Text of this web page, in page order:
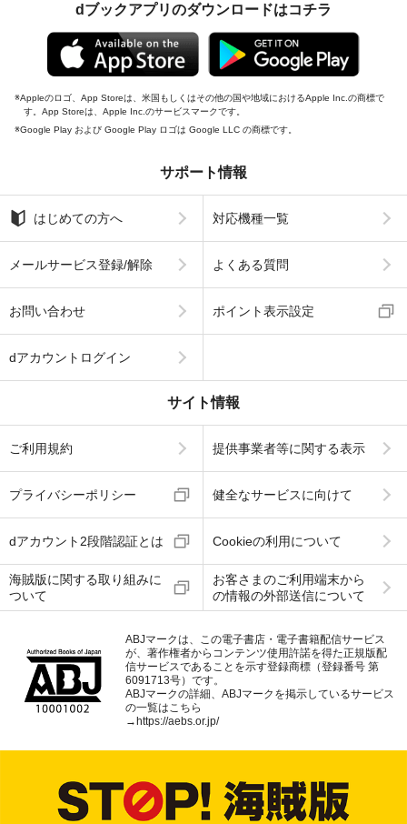
dブックアプリのダウンロードはコチラ
Appleのロゴ、App Storeは、米国もしくはその他の国や地域におけるApple Inc.の商標で
す。App Storeは、Apple Inc.のサービスマークです。
Google Play および Google Play ロゴは Google LLC の商標です。
サポート情報
はじめての方へ 対応機種一覧
メールサービス登録/解除 よくある質問
お問い合わせ ポイント表示設定
dアカウントログイン
サイト情報
ご利用規約 提供事業者等に関する表示
プライバシーポリシー 健全なサービスに向けて
dアカウント2段階認証とは Cookieの利用について
海賊版に関する取り組みに
ついて
お客さまのご利用端末から
の情報の外部送信について
ABJマークは、この電子書店・電子書籍配信サービス
が、著作権者からコンテンツ使用許諾を得た正規版配
信サービスであることを示す登録商標（登録番号 第
6091713号）です。
ABJマークの詳細、ABJマークを掲示しているサービス
の一覧はこちら
→ https://aebs.or.jp/